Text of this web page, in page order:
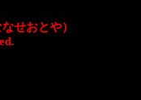
せおとや）